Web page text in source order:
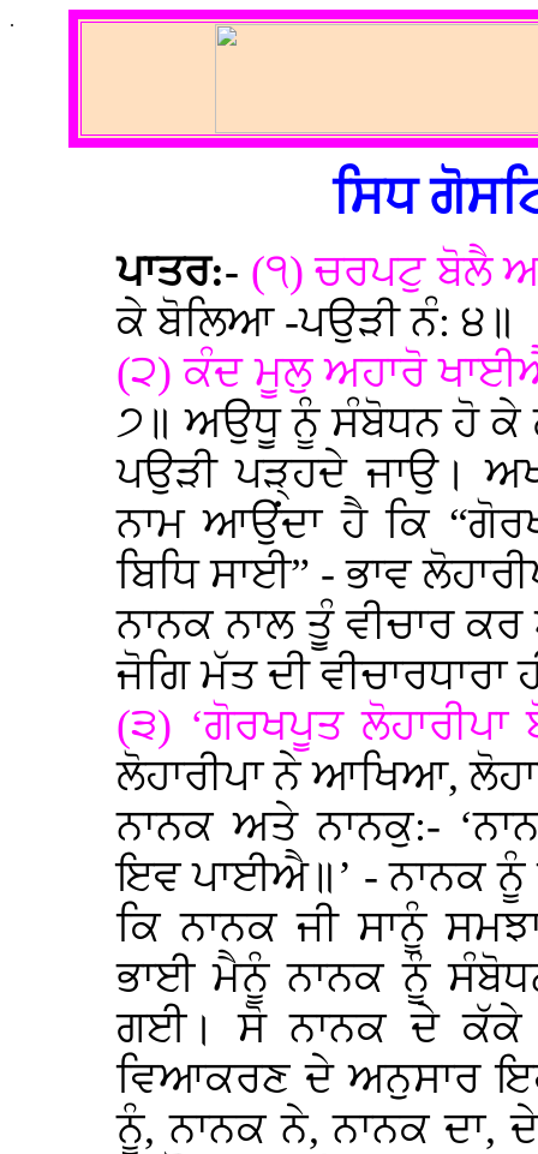
.
ਸਿਧ
ਪਾਤਰ:- (੧) ਚਰਪਟੁ ਬੋਲੈ
ਕੇ ਬੋਲਿਆ -ਪਉੜੀ ਨੰ: ੪॥
(੨) ਕੰਦ ਮੂਲੁ ਅਹਾਰੋ
੭॥ ਅਉਧੂ ਨੂੰ ਸੰਬੋਧਨ ਹੋ ਕੇ
ਪਉੜੀ ਪੜ੍ਹਦੇ ਜਾਉ।
ਨਾਮ ਆਉਂਦਾ ਹੈ ਕਿ
ਬਿਧਿ ਸਾਈ” - ਭਾਵ
ਨਾਨਕ ਨਾਲ ਤੂੰ ਵੀਚਾਰ
ਜੋਗਿ ਮੱਤ ਦੀ
(੩) ‘ਗੋਰਖਪੂਤ
ਲੋਹਾਰੀਪਾ ਨੇ ਆਖਿਆ,
ਨਾਨਕ ਅਤੇ ਨਾਨਕੁ:-
ਇਵ ਪਾਈਐ॥’ - ਨਾਨਕ ਨੂੰ
ਕਿ ਨਾਨਕ ਜੀ ਸਾਨੂੰ
ਭਾਈ ਮੈਨੂੰ ਨਾਨਕ ਨੂੰ
ਗਈ। ਸੋ ਨਾਨਕ ਦੇ ਕੱਕੇ
ਵਿਆਕਰਣ ਦੇ ਅਨੁਸਾਰ
ਨੂੰ, ਨਾਨਕ ਨੇ, ਨਾਨਕ ਦਾ,